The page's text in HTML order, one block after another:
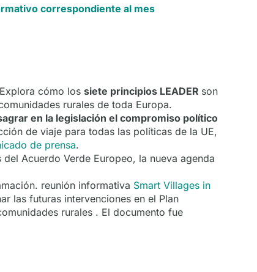
correspondiente al mes
Explora cómo los siete principios LEADER son
rurales de toda Europa.
en la legislación el compromiso político
de viaje para todas las políticas de la UE,
de prensa.
Acuerdo Verde Europeo, la nueva agenda
reunión informativa Smart Villages in
las futuras intervenciones en el Plan
rurales . El documento fue